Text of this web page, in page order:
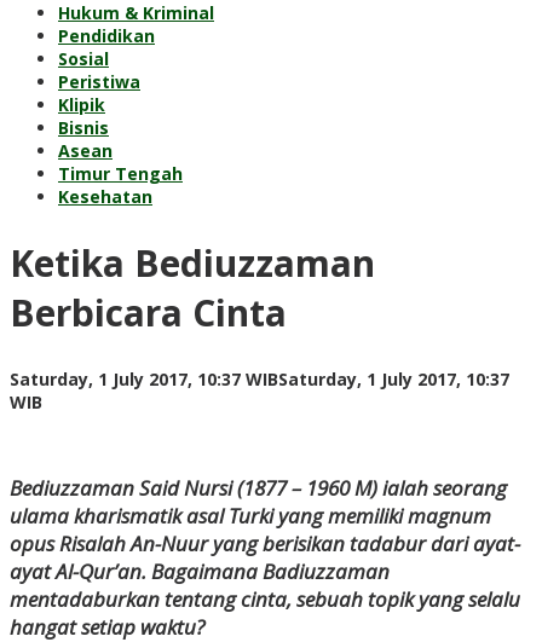
Hukum & Kriminal
Pendidikan
Sosial
Peristiwa
Klipik
Bisnis
Asean
Timur Tengah
Kesehatan
Ketika Bediuzzaman
Berbicara Cinta
Saturday, 1 July 2017, 10:37 WIBSaturday, 1 July 2017, 10:37
WIB
Bediuzzaman Said Nursi (1877 – 1960 M) ialah seorang
ulama kharismatik asal Turki yang memiliki magnum
opus Risalah An-Nuur yang berisikan tadabur dari ayat-
ayat Al-Qur’an. Bagaimana Badiuzzaman
mentadaburkan tentang cinta, sebuah topik yang selalu
hangat setiap waktu?